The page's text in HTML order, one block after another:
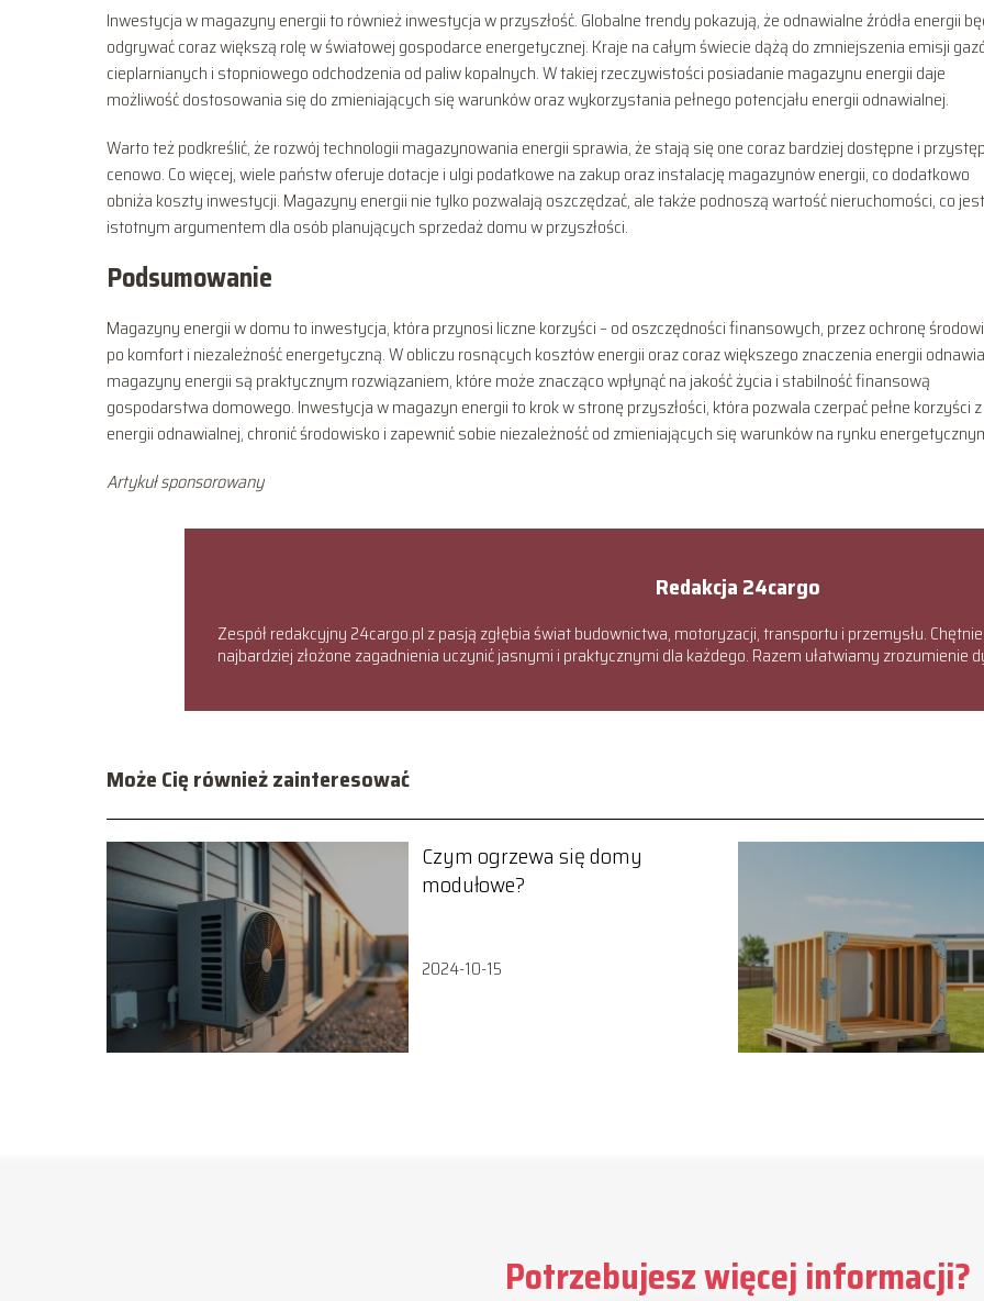
Inwestycja w magazyny energii to również inwestycja w przyszłość. Globalne trendy pokazują, że odnawialne źródła energii
odgrywać coraz większą rolę w światowej gospodarce energetycznej. Kraje na całym świecie dążą do zmniejszenia emisji
cieplarnianych i stopniowego odchodzenia od paliw kopalnych. W takiej rzeczywistości posiadanie magazynu energii daje
możliwość dostosowania się do zmieniających się warunków oraz wykorzystania pełnego potencjału energii odnawialnej.
Warto też podkreślić, że rozwój technologii magazynowania energii sprawia, że stają się one coraz bardziej dostępne i
cenowo. Co więcej, wiele państw oferuje dotacje i ulgi podatkowe na zakup oraz instalację magazynów energii, co dodatkowo
obniża koszty inwestycji. Magazyny energii nie tylko pozwalają oszczędzać, ale także podnoszą wartość nieruchomości, co jest
istotnym argumentem dla osób planujących sprzedaż domu w przyszłości.
Podsumowanie
Magazyny energii w domu to inwestycja, która przynosi liczne korzyści – od oszczędności finansowych, przez ochronę
po komfort i niezależność energetyczną. W obliczu rosnących kosztów energii oraz coraz większego znaczenia energii
magazyny energii są praktycznym rozwiązaniem, które może znacząco wpłynąć na jakość życia i stabilność finansową
gospodarstwa domowego. Inwestycja w magazyn energii to krok w stronę przyszłości, która pozwala czerpać pełne korzyści z
energii odnawialnej, chronić środowisko i zapewnić sobie niezależność od zmieniających się warunków na rynku
Artykuł sponsorowany
Redakcja 24cargo
Zespół redakcyjny 24cargo.pl z pasją zgłębia świat budownictwa, motoryzacji, transportu i przemysłu.
najbardziej złożone zagadnienia uczynić jasnymi i praktycznymi dla każdego. Razem ułatwiamy zrozumienie
Może Cię również zainteresować
Czym ogrzewa się domy
modułowe?
2024-10-15
Potrzebujesz więcej informacji?